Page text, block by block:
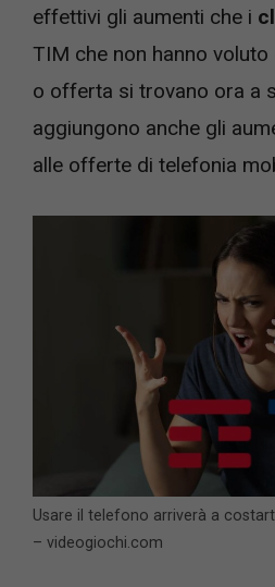
effettivi gli aumenti che i
TIM che non hanno
o offerta si trovano ora a
aggiungono anche gli
alle offerte di telefonia
Usare il telefono arriverà a
– videogiochi.com